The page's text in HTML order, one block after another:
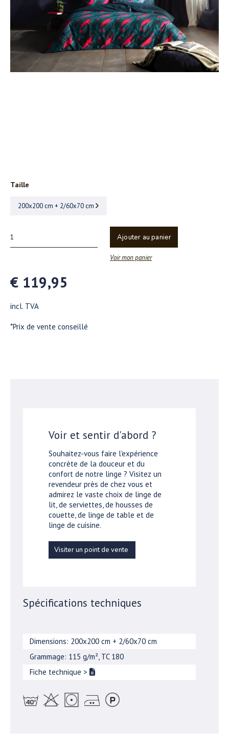
Taille
200x200 cm + 2/60x70 cm
Ajouter au panier
Voir mon panier
€ 119,95
incl. TVA
*Prix de vente conseillé
Voir et sentir d'abord ?
Souhaitez-vous faire l'expérience
concrète de la douceur et du
confort de notre linge ? Visitez un
revendeur près de chez vous et
admirez le vaste choix de linge de
lit, de serviettes, de housses de
couette, de linge de table et de
linge de cuisine.
Visiter un point de vente
Spécifications techniques
Dimensions: 200x200 cm + 2/60x70 cm
Grammage: 115 g/m², TC 180
Fiche technique >